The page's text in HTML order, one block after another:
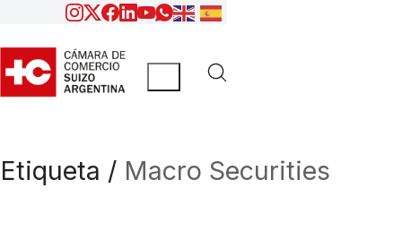
Etiqueta / Macro Securities